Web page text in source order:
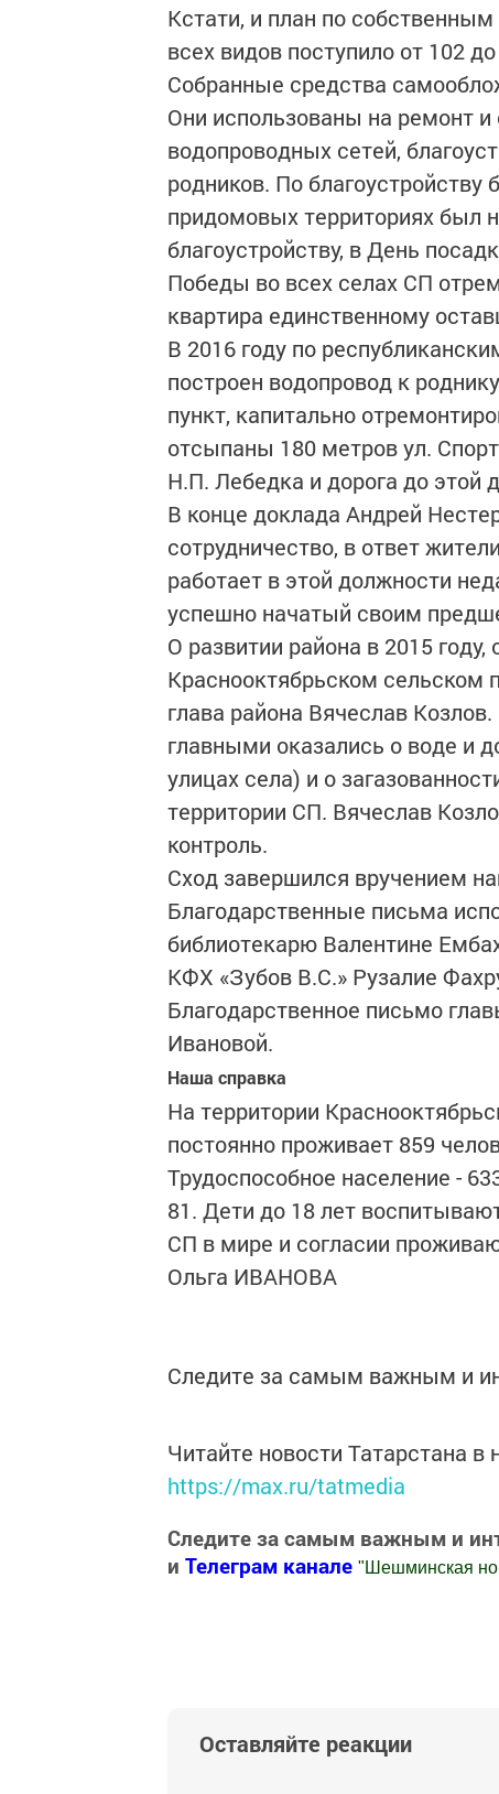
Кстати, и план по
всех видов поступило от 102
Собранные средства
Они использованы на ремонт
водопроводных сетей,
родников. По
придомовых территориях был
благоустройству, в День
Победы во всех селах СП
квартира единственному
В 2016 году по
построен водопровод к
пункт, капитально
отсыпаны 180 метров ул.
Н.П. Лебедка и дорога до этой
В конце доклада Андрей
сотрудничество, в ответ
работает в этой должности
успешно начатый своим
О развитии района в 2015 году,
Краснооктябрьском сельском
глава района Вячеслав
главными оказались о воде и
улицах села) и о
территории СП. Вячеслав
контроль.
Сход завершился вручением
Благодарственные письма
библиотекарю Валентине
КФХ «Зубов В.С.» Рузалие
Благодарственное письмо
Ивановой.
Наша справка
На территории
постоянно проживает 859
Трудоспособное население -
81. Дети до 18 лет
СП в мире и согласии
Ольга ИВАНОВА
Следите за самым важным и
Читайте новости Татарстана
https://max.ru/tatmedia
Следите за самым важным и
и Телеграм канале " Шешминская
Оставляйте реакции